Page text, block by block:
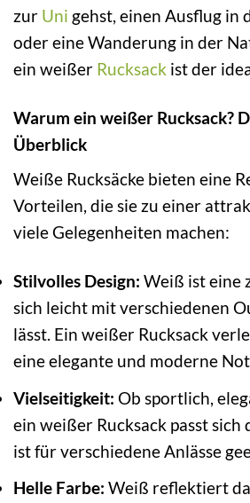
zur Uni gehst, einen Ausflug in
oder eine Wanderung in der
ein weißer Rucksack ist der
Warum ein weißer Rucksack?
Überblick
Weiße Rucksäcke bieten eine
Vorteilen, die sie zu einer
viele Gelegenheiten machen:
Stilvolles Design: Weiß ist eine
sich leicht mit verschiedenen
lässt. Ein weißer Rucksack
eine elegante und moderne
Vielseitigkeit: Ob sportlich,
ein weißer Rucksack passt sich
ist für verschiedene Anlässe
Helle Farbe: Weiß reflektiert